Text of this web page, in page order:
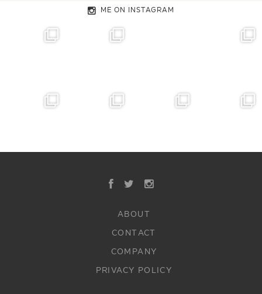
ME ON INSTAGRAM
ABOUT
CONTACT
COMPANY
PRIVACY POLICY